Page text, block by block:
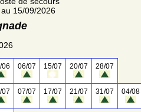
15/09/2026
06 06/07 15/07 20/07 28/07
07 07/07 17/07 21/07 31/07 04/08